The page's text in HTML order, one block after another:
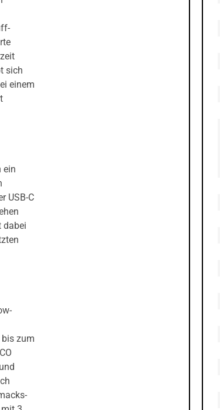
sich
einem
ein
USB-C
dabei
zum